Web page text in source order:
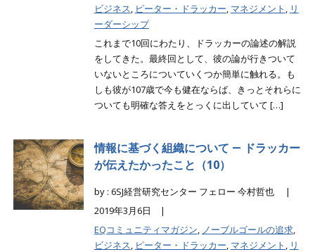
ビジネス, ピーター・ドラッカー, マネジメント , リ
ーダーシップ
これまで10回にわたり、ドラッカーの論述の解説
をしてきた。最終回として、彼の論が行きついて
いないところについていくつか簡単に触れる。も
しも彼が107歳で今も健在ならば、きっとそれらに
ついても明確な答えをとっくに出していて […]
情報に基づく組織について ― ドラッカー
が伝えたかったこと（10）
by : 6SJ経営研究センター フェロー 今村哲也 |
2019年3月6日 |
EQコミュニティマガジン, ノーブルゴールの追求,
ビジネス, ピーター・ドラッカー, マネジメント , リ